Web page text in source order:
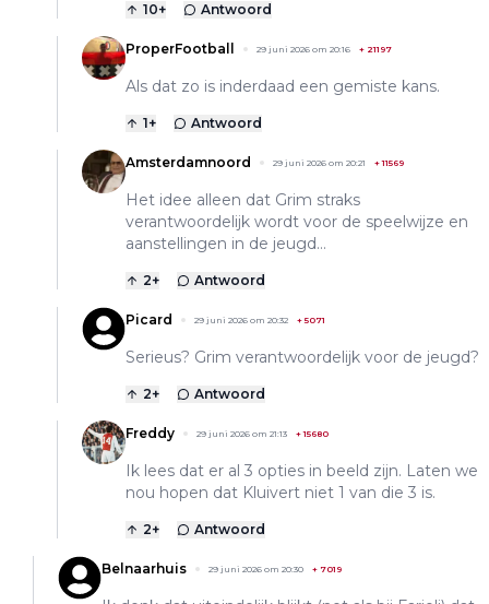
10+ Antwoord
ProperFootball 29 juni 2026 om 20:16 + 21197
Als dat zo is inderdaad een gemiste kans.
1+ Antwoord
Amsterdamnoord 29 juni 2026 om 20:21 +11569
Het idee alleen dat Grim straks
verantwoordelijk wordt voor de speelwijze en
aanstellingen in de jeugd…
2+ Antwoord
Picard 29 juni 2026 om 20:32 +5071
Serieus? Grim verantwoordelijk voor de jeugd?
2+ Antwoord
Freddy 29 juni 2026 om 21:13 +15680
Ik lees dat er al 3 opties in beeld zijn. Laten we
nou hopen dat Kluivert niet 1 van die 3 is.
2+ Antwoord
Belnaarhuis 29 juni 2026 om 20:30 + 7019